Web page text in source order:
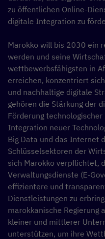
zu öffentlichen Online-
digitale Integration zu
Marokko will bis 2030 ein
werden und seine
wettbewerbsfähigsten in
erreichen, konzentriert
und nachhaltige digitale
gehören die Stärkung der
Förderung
Integration neuer
Big Data und das Internet
Schlüsselsektoren der
sich Marokko verpflichtet,
Verwaltungsdienste (E-
effizientere und
Dienstleistungen zu
marokkanische Regierung
kleiner und mittlerer
unterstützen, um ihre